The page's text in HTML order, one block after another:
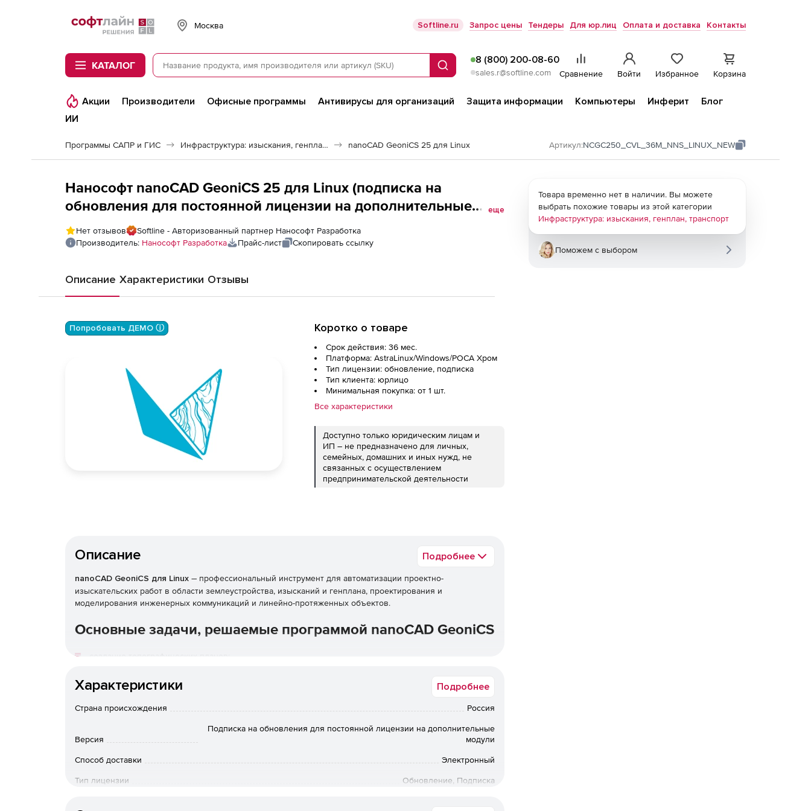
Softline
Москва Softline.ru Запрос цены Тендеры Для юр.лиц Оплата и доставка Контакты
КАТАЛОГ Поиск
8 (800) 200-08-60
sales.r@softline.com Сравнение Войти Избранное Корзина
Акции Производители Офисные программы Антивирусы для организаций Защита информации Компьютеры Инферит
Блог
ИИ
Программы САПР и ГИС Инфраструктура: изыскания, генплан, транспорт nanoCAD GeoniCS 25 для Linux Артикул:NCGC250_CVL_36M_NNS_LINUX_NEW
Нанософт nanoCAD GeoniCS 25 для Linux (подписка на
обновления для постоянной лицензии на дополнительные
модули), nanoCAD GeoniCS 25 (доп. модуль Генплан) для Linux,
update subscription на 3 года, NEW
еще
Нет отзывов
Softline - Авторизованный партнер Нанософт Разработка
Производитель: Нанософт Разработка Прайс-лист Скопировать ссылку
Описание Характеристики Отзывы
Попробовать ДЕМО ⓘ Коротко о товаре
Срок действия: 36 мес.
Платформа: AstraLinux/Windows/РОСА Хром
Тип лицензии: обновление, подписка
Тип клиента: юрлицо
Минимальная покупка: от 1 шт.
Все характеристики
Доступно только юридическим лицам и
ИП – не предназначено для личных,
семейных, домашних и иных нужд, не
связанных с осуществлением
предпринимательской деятельности
Описание Подробнее
nanoCAD GeoniCS для Linux​ – профессиональный инструмент для автоматизации проектно-
изыскательских работ в области землеустройства, изысканий и генплана, проектирования и
моделирования инженерных коммуникаций и линейно-протяженных объектов.
Основные задачи, решаемые программой nanoCAD GeoniCS
создание топографических планов;
подготовка и создание генеральных планов предприятий, сооружений и жилищно-гражданских
объектов;
типа;
проектирование линейно-протяженных объектов с подготовкой плана, профиля и поперечных
Характеристики Подробнее
Страна происхождения Россия
Версия
Подписка на обновления для постоянной лицензии на дополнительные
модули
Способ доставки Электронный
Тип лицензии Обновление, Подписка
Товара временно нет в наличии. Вы можете
выбрать похожие товары из этой категории
Инфраструктура: изыскания, генплан, транспорт
Поможем с выбором